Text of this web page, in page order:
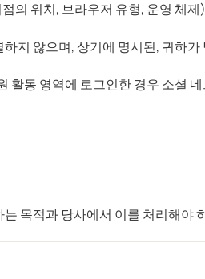
의 위치, 브라우저 유형, 운영 체제
지 않으며, 상기에 명시된, 귀하
동 영역에 로그인한 경우 소셜
목적과 당사에서 이를 처리해야